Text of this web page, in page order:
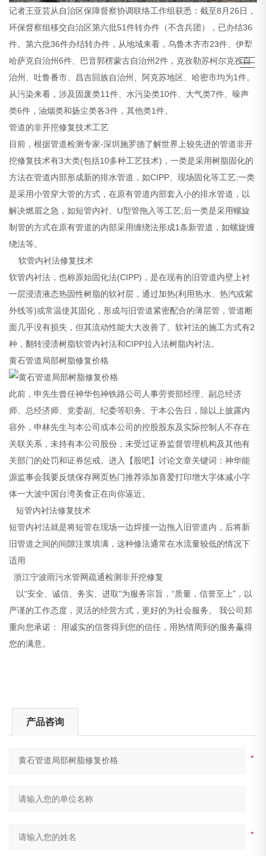
记者王亚芸从自治区保障督察协调联络工作组获悉：截至8月26日，
环保督察组移交自治区第六批51件转办件（不含兵团），已办结36
件。第六批36件办结转办件，从地域来看，乌鲁木齐市23件、伊犁
哈萨克自治州6件、巴音郭楞蒙古自治州2件，克孜勒苏柯尔克孜自
治州、吐鲁番市、昌吉回族自治州、阿克苏地区、哈密市均为1件。
从污染来看，涉及固废类11件、水污染类10件、大气类7件、噪声
类6件，油烟类和扬尘类各3件，其他类1件。
管道的非开挖修复技术工艺
目前，根据管道检测专家-深圳施罗德了解世界上较先进的管道非开
挖修复技术有3大类(包括10多种工艺技术)，一类是采用树脂固化的
方法在管道内部形成新的排水管道，如CIPP、现场固化等工艺;一类
是采用小管穿大管的方式，在原有管道内部套入小的排水管道，以
解决燃眉之急，如短管内衬、U型管拖入等工艺;后一类是采用螺旋
制管的方式在原有管道的内部采用缠绕法形成1条新管道，如螺旋缠
绕法等。
软管内衬法修复技术
软管内衬法，也称原始固化法(CIPP)，是在现有的旧管道内壁上衬
一层浸渍液态热固性树脂的软衬层，通过加热(利用热水、热汽或紫
外线等)或常温使其固化，形成与旧管道紧密配合的薄层管，管道断
面几乎没有损失，但其流动性能大大改善了。软衬法的施工方式有2
种，翻转浸渍树脂软管内衬法和CIPP拉入法树脂内衬法。
黄石管道局部树脂修复价格
此前，申先生曾任神华包神铁路公司人事劳资部经理、副总经济
师、总经济师、党委副、纪委等职务。于本公告日，除以上披露内
容外，申林先生与本公司或本公司的控股股东及实际控制人不存在
关联关系，未持有本公司股份，未受过证券监督管理机构及其他有
关部门的处罚和证券惩戒。进入【股吧】讨论文章关键词：神华能
源监事会我要反馈保存网页热门推荐添加喜爱打印增大字体减小字
体一大波中国台湾美食正在向你逼近。
短管内衬法修复技术
短管内衬法就是将短管在现场一边焊接一边拖入旧管道内，后将新
旧管道之间的间隙注浆填满，这种修法通常在水流量较低的情况下
适用
浙江宁波雨污水管网疏通检测非开挖修复
以“安全、诚信、务实、进取"为服务宗旨，“质量，信誉至上"，以
严谨的工作态度，灵活的经营方式，更好的为社会服务。 我公司郑
重向您承诺： 用诚实的信誉得到您的信任，用热情周到的服务赢得
您的满意。
产品咨询